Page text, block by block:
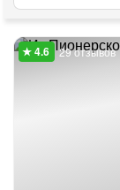
29 отзывов